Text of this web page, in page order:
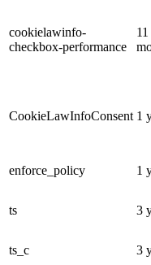
cookielawinfo-
checkbox-performance
11
CookieLawInfoConsent 1
enforce_policy
1
ts 3
ts_c
3